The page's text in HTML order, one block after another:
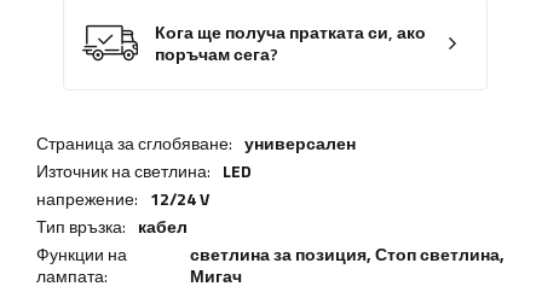
Кога ще получа пратката си, ако
поръчам сега?
Страница за сглобяване: универсален
Източник на светлина: LED
напрежение: 12/24 V
Тип връзка: кабел
Функции на
лампата:
светлина за позиция,Стоп светлина,
Мигач